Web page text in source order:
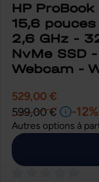
HP
15,6
2,6 GHz -
NvMe SSD
Webcam -
529,00 €
599,00 €
-12%
Autres options à